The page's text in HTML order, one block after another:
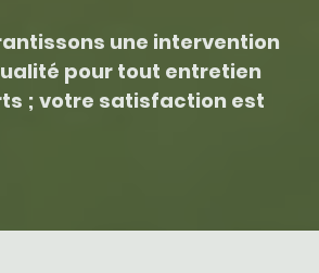
une intervention
pour tout entretien
; votre satisfaction est